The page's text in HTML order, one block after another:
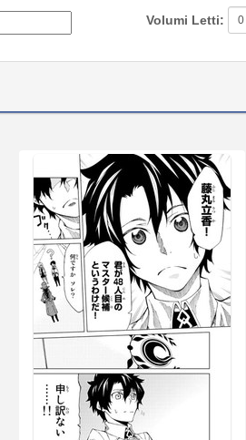
Volumi Letti: